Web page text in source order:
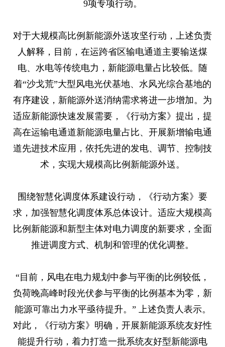
9项专项行动。
对于大规模高比例新能源外送攻坚行动，上述负责
人解释，目前，在运跨省区输电通道主要输送煤
电、水电等传统电力，新能源电量占比较低。随
着“沙戈荒”大型风电光伏基地、水风光综合基地的
有序建设，新能源外送消纳需求将进一步增加。为
适应新能源快速发展需要，《行动方案》提出，提
高在运输电通道新能源电量占比、开展新增输电通
道先进技术应用，依托先进的发电、调节、控制技
术，实现大规模高比例新能源外送。
围绕智慧化调度体系建设行动，《行动方案》要
求，加强智慧化调度体系总体设计。适应大规模高
比例新能源和新型主体对电力调度的新要求，全面
推进调度方式、机制和管理的优化调整。
“目前，风电在电力规划中参与平衡的比例较低，
负荷晚高峰时段光伏参与平衡的比例基本为零，新
能源可靠出力水平亟待提升。” 上述负责人表示。
对此，《行动方案》明确，开展新能源系统友好性
能提升行动，着力打造一批系统友好型新能源电